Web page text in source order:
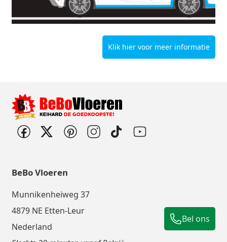
Klik hier voor meer informatie
BeBo Vloeren
Munnikenheiweg 37
4879 NE Etten-Leur
Nederland
Bel ons